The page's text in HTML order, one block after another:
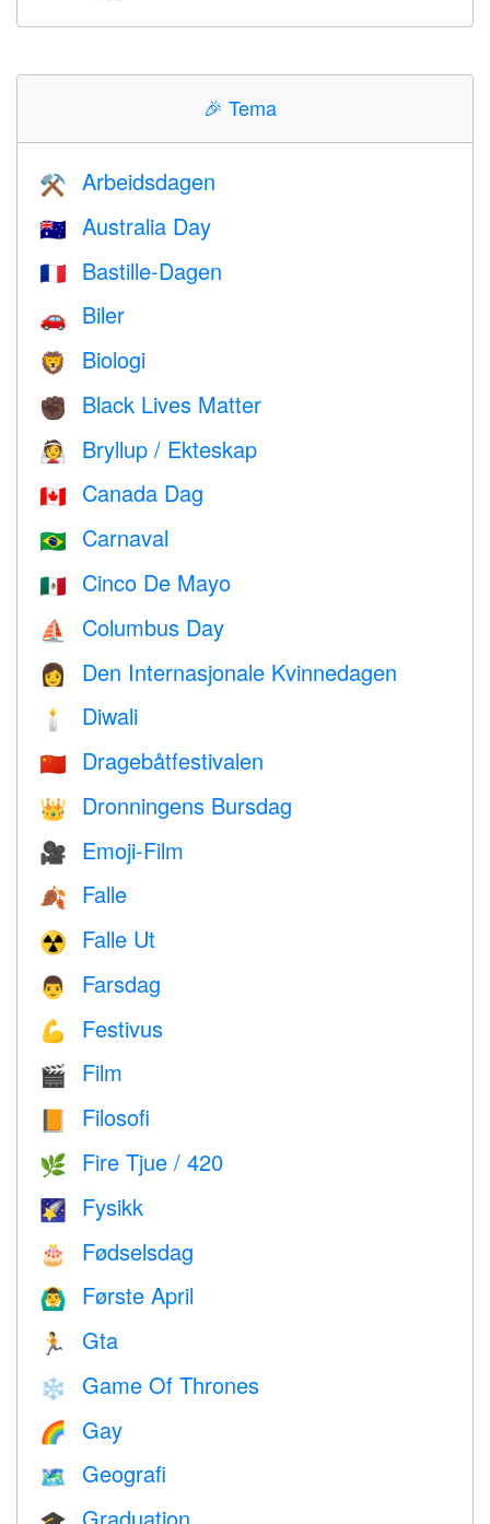
🎉 Tema
⚒️ Arbeidsdagen
🇦🇺 Australia Day
🇫🇷 Bastille-Dagen
🚗 Biler
🦁 Biologi
✊🏿 Black Lives Matter
👰 Bryllup / Ekteskap
🇨🇦 Canada Dag
🇧🇷 Carnaval
🇲🇽 Cinco De Mayo
⛵️ Columbus Day
👩 Den Internasjonale Kvinnedagen
🕯 Diwali
🇨🇳 Dragebåtfestivalen
👑 Dronningens Bursdag
🎥 Emoji-Film
🍂 Falle
☢️ Falle Ut
👨 Farsdag
💪 Festivus
🎬 Film
📙 Filosofi
🌿 Fire Tjue / 420
🌠 Fysikk
🎂 Fødselsdag
🙆‍♂️ Første April
🏃 Gta
❄️ Game Of Thrones
🌈 Gay
🗺 Geografi